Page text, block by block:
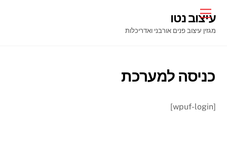
content
Menu
עיצוב נטו
מגזין עיצוב פנים אורבני ואדריכלות
כניסה למערכת
[wpuf-login]